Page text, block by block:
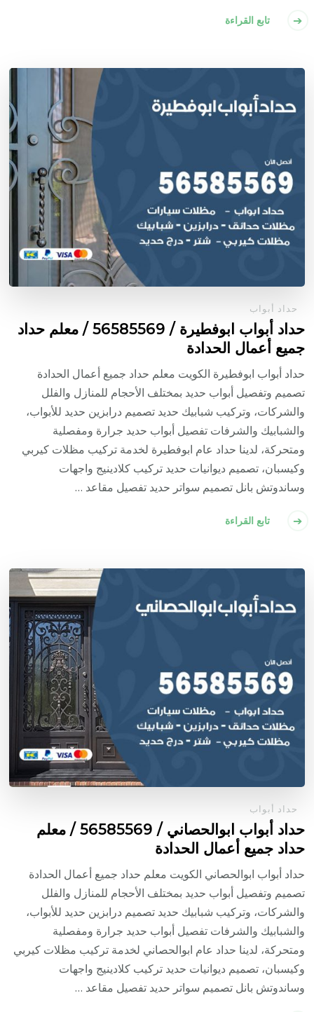
تابع القراءة
حداد أبواب
حداد أبواب ابوفطيرة / 56585569 / معلم حداد
جميع أعمال الحدادة
حداد أبواب ابوفطيرة الكويت معلم حداد جميع أعمال الحدادة
تصميم وتفصيل أبواب حديد بمختلف الأحجام للمنازل والفلل
والشركات، وتركيب شبابيك حديد تصميم درابزين حديد للأبواب،
والشبابيك والشرفات تفصيل أبواب حديد جرارة ومفصلية
ومتحركة، لدينا حداد عام ابوفطيرة لخدمة تركيب مظلات كيربي
وكيسبان، تصميم ديوانيات حديد تركيب كلادينيج واجهات
وساندوتش بانل تصميم سواتر حديد تفصيل مقاعد …
تابع القراءة
حداد أبواب
حداد أبواب ابوالحصاني / 56585569 / معلم
حداد جميع أعمال الحدادة
حداد أبواب ابوالحصاني الكويت معلم حداد جميع أعمال الحدادة
تصميم وتفصيل أبواب حديد بمختلف الأحجام للمنازل والفلل
والشركات، وتركيب شبابيك حديد تصميم درابزين حديد للأبواب،
والشبابيك والشرفات تفصيل أبواب حديد جرارة ومفصلية
ومتحركة، لدينا حداد عام ابوالحصاني لخدمة تركيب مظلات كيربي
وكيسبان، تصميم ديوانيات حديد تركيب كلادينيج واجهات
وساندوتش بانل تصميم سواتر حديد تفصيل مقاعد …